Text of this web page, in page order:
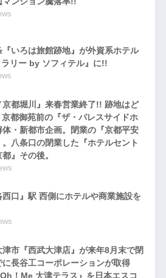
『いろは旅館跡地』が外資系ホテル
ラリー by ソフィテル』に!!
京都堀川』来春営業終了!! 跡地はど
都御苑前の『ザ・パレスサイドホ
体・新都市企画。閉業の『京都平安
八条口の閉業した『ホテルセント
』その後。
西口』駅 西側にホテルや商業施設を
津市『西武大津店』が来年8月末で閉
に長谷工コーポレーションが取得
！Me 大津テラス』を日本エスコ